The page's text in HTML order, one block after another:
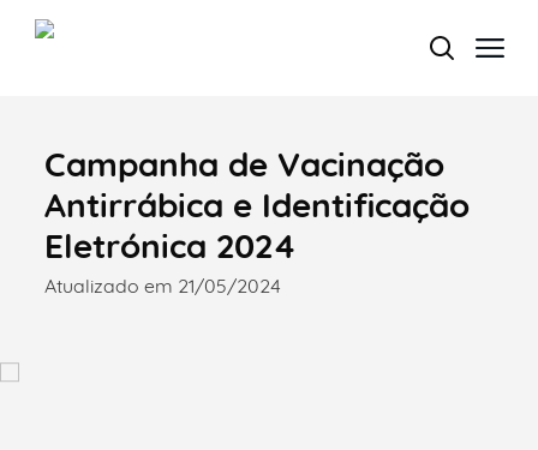
Termo de Pesquisa
Campanha de Vacinação
Antirrábica e Identificação
Eletrónica 2024
Atualizado em 21/05/2024